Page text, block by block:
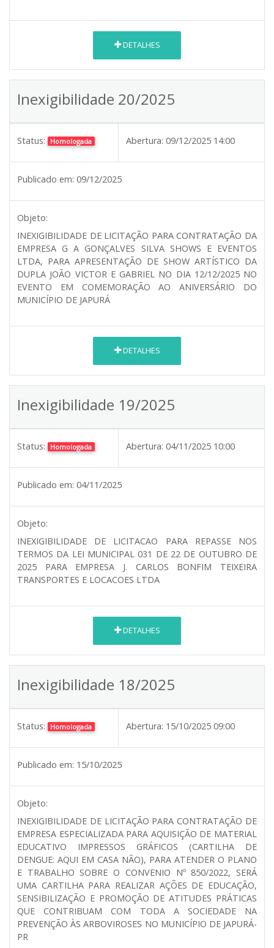
DETALHES
Inexigibilidade 20/2025
Status: Homologada Abertura: 09/12/2025 14:00
Publicado em: 09/12/2025
Objeto:
INEXIGIBILIDADE DE LICITAÇÃO PARA CONTRATAÇÃO DA
EMPRESA G A GONÇALVES SILVA SHOWS E EVENTOS
LTDA, PARA APRESENTAÇÃO DE SHOW ARTÍSTICO DA
DUPLA JOÃO VICTOR E GABRIEL NO DIA 12/12/2025 NO
EVENTO EM COMEMORAÇÃO AO ANIVERSÁRIO DO
MUNICÍPIO DE JAPURÁ
DETALHES
Inexigibilidade 19/2025
Status: Homologada Abertura: 04/11/2025 10:00
Publicado em: 04/11/2025
Objeto:
INEXIGIBILIDADE DE LICITACAO PARA REPASSE NOS
TERMOS DA LEI MUNICIPAL 031 DE 22 DE OUTUBRO DE
2025 PARA EMPRESA J. CARLOS BONFIM TEIXEIRA
TRANSPORTES E LOCACOES LTDA
DETALHES
Inexigibilidade 18/2025
Status: Homologada Abertura: 15/10/2025 09:00
Publicado em: 15/10/2025
Objeto:
INEXIGIBILIDADE DE LICITAÇÃO PARA CONTRATAÇÃO DE
EMPRESA ESPECIALIZADA PARA AQUISIÇÃO DE MATERIAL
EDUCATIVO IMPRESSOS GRÁFICOS (CARTILHA DE
DENGUE: AQUI EM CASA NÃO), PARA ATENDER O PLANO
E TRABALHO SOBRE O CONVENIO Nº 850/2022, SERÁ
UMA CARTILHA PARA REALIZAR AÇÕES DE EDUCAÇÃO,
SENSIBILIZAÇÃO E PROMOÇÃO DE ATITUDES PRÁTICAS
QUE CONTRIBUAM COM TODA A SOCIEDADE NA
PREVENÇÃO ÀS ARBOVIROSES NO MUNICÍPIO DE JAPURÁ-
PR